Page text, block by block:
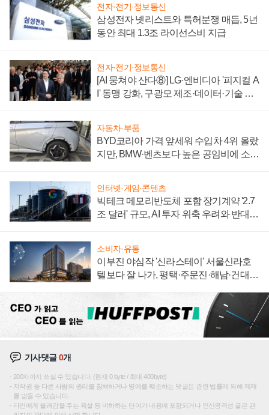
전자·전기·정보통신
삼성전자 넷리스트와 특허분쟁 매듭, 5년
동안 최대 1.3조 라이선스비 지급
전자·전기·정보통신
[AI 뭉쳐야 산다⑧] LG·엔비디아 '피지컬 A
I' 동맹 강화, 구광모 제조·데이터·기술 결
자동차·부품
BYD코리아 가격 앞세워 수입차 4위 올랐
지만, BMW·벤츠보다 높은 공임비에 소비
인터넷·게임·콘텐츠
빅테크 메모리반도체 포함 장기계약 '2.7
조 달러' 규모, AI 투자 위축 우려와 반대
소비자·유통
이부진 야심작 '신라스테이' 서울신라호
텔보다 잘 나가, 평택·주문진·해남·건대로
기사댓글0개
200자까지 쓰실 수 있습니다. (현재 0 byte / 최대 400byte)
저작권 등 다른 사람의 권리를 침해하거나 명예를 훼손하는 댓글은 관련 법률에 의해 제재
를 받을 수 있습니다.
타인에게 불쾌감을 주는 욕설 등 비하하는 단어가 내용에 포함되거나 인신공격성 글은 관